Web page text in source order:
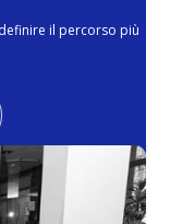
il percorso più